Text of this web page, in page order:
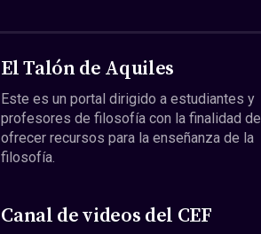
El Talón de Aquiles
Este es un portal dirigido a estudiantes y
profesores de filosofía con la finalidad de
ofrecer recursos para la enseñanza de la
filosofía.
Canal de videos del CEF